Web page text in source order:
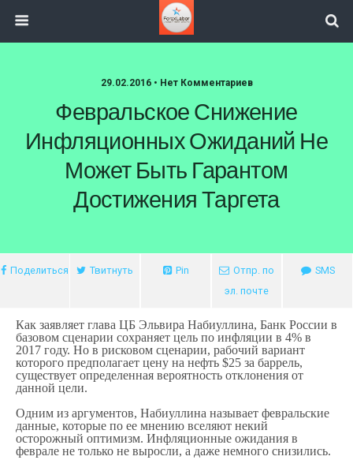
29.02.2016 • Нет Комментариев
Февральское Снижение
Инфляционных Ожиданий Не
Может Быть Гарантом
Достижения Таргета
Поделиться Твитнуть Pin
Отпр. по
эл. почте
SMS
Как заявляет глава ЦБ Эльвира Набиуллина, Банк России в
базовом сценарии сохраняет цель по инфляции в 4% в
2017 году. Но в рисковом сценарии, рабочий вариант
которого предполагает цену на нефть $25 за баррель,
существует определенная вероятность отклонения от
данной цели.
Одним из аргументов, Набиуллина называет февральские
данные, которые по ее мнению вселяют некий
осторожный оптимизм. Инфляционные ожидания в
феврале не только не выросли, а даже немного снизились.